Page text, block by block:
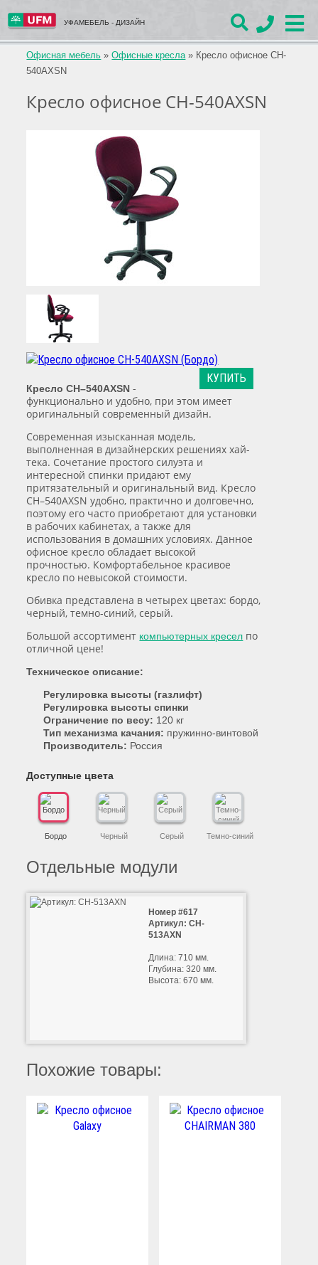
УФАМЕБЕЛЬ - ДИЗАЙН
Офисная мебель »Офисные кресла» Кресло офисное CH-
540AXSN
Кресло офисное CH-540AXSN
КУПИТЬ
Кресло СН–540AXSN -
функционально и удобно, при этом имеет
оригинальный современный дизайн.
Современная изысканная модель,
выполненная в дизайнерских решениях хай-
тека. Сочетание простого силуэта и
интересной спинки придают ему
притязательный и оригинальный вид. Кресло
СН–540AXSN удобно, практично и долговечно,
поэтому его часто приобретают для установки
в рабочих кабинетах, а также для
использования в домашних условиях. Данное
офисное кресло обладает высокой
прочностью. Комфортабельное красивое
кресло по невысокой стоимости.
Обивка представлена в четырех цветах: бордо,
черный, темно-синий, серый.
Большой ассортимент компьютерных кресел по
отличной цене!
Техническое описание:
Регулировка высоты (газлифт)
Регулировка высоты спинки
Ограничение по весу: 120 кг
Тип механизма качания: пружинно-винтовой
Производитель: Россия
Доступные цвета
Бордо Черный Серый Темно-синий
Отдельные модули
Номер #617
Артикул: CH-
513AXN
Длина: 710 мм.
Глубина: 320 мм.
Высота: 670 мм.
Похожие товары: